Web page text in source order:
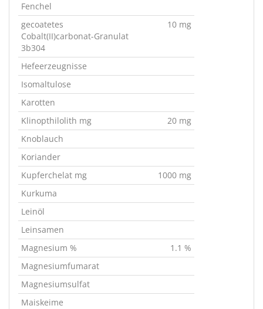
Fenchel
gecoatetes
Cobalt(II)carbonat-Granulat
3b304
10 mg
Hefeerzeugnisse
Isomaltulose
Karotten
Klinopthilolith mg
20 mg
Knoblauch
Koriander
Kupferchelat mg
1000 mg
Kurkuma
Leinöl
Leinsamen
Magnesium %
1.1 %
Magnesiumfumarat
Magnesiumsulfat
Maiskeime